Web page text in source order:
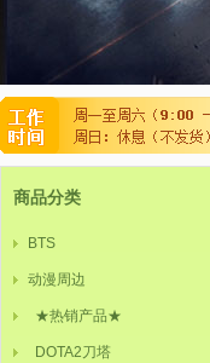
商品分类
BTS
动漫周边
★热销产品★
DOTA2刀塔